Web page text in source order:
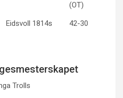
(OT)
Eidsvoll 1814s 42-30
Trolls